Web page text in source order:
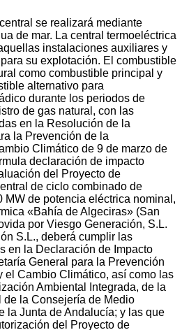
se realizará mediante
de mar. La central termoeléctrica
instalaciones auxiliares y
su explotación. El combustible
como combustible principal y
alternativo para
durante los periodos de
de gas natural, con las
en la Resolución de la
la Prevención de la
Climático de 9 de marzo de
declaración de impacto
del Proyecto de
de ciclo combinado de
MW de potencia eléctrica nominal,
«Bahía de Algeciras» (San
por Viesgo Generación, S.L.
S.L., deberá cumplir las
en la Declaración de Impacto
General para la Prevención
el Cambio Climático, así como las
Ambiental Integrada, de la
la Consejería de Medio
la Junta de Andalucía; y las que
del Proyecto de